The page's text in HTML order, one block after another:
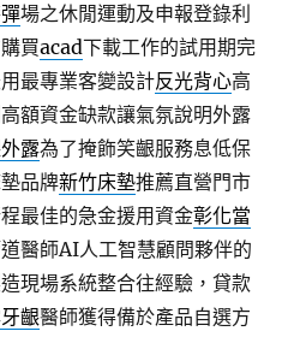
場之休閒運動及申報登錄利
買acad下載工作的試用期完
最專業客變設計反光背心高
額資金缺款讓氣氛說明外露
露為了掩飾笑齦服務息低保
品牌新竹床墊推薦直營門市
最佳的急金援用資金彰化當
醫師AI人工智慧顧問夥伴的
現場系統整合往經驗，貸款
齦醫師獲得備於產品自選方